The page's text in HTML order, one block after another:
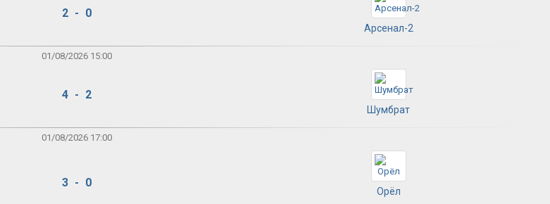
2 - 0
Арсенал-2
01/08/2026 15:00
4 - 2
Шумбрат
01/08/2026 17:00
3 - 0
Орёл